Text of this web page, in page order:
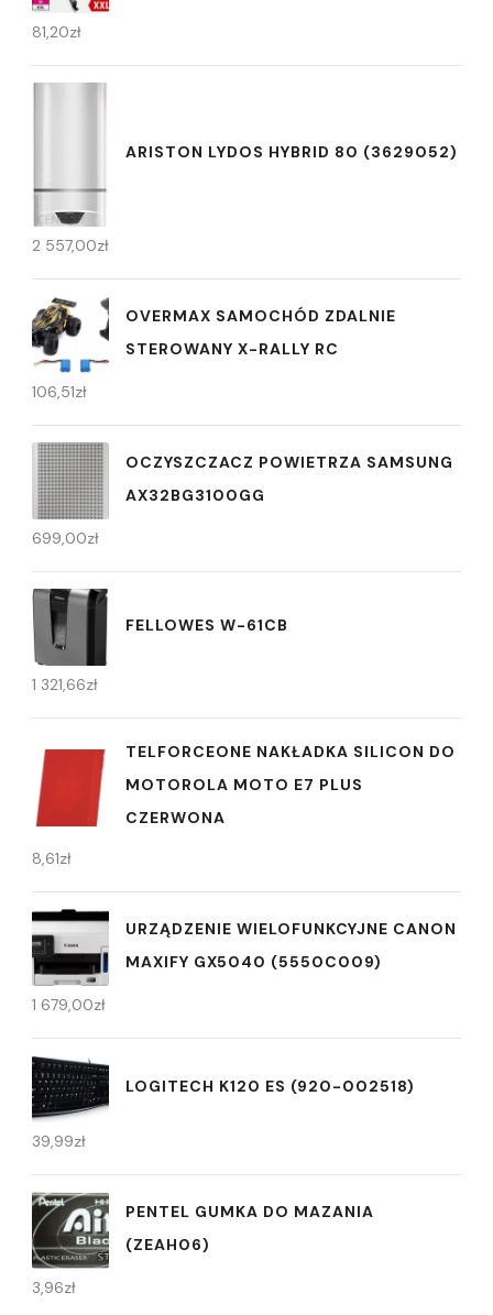
81,20zł
ARISTON LYDOS HYBRID 80 (3629052)
2 557,00zł
OVERMAX SAMOCHÓD ZDALNIE
STEROWANY X-RALLY RC
106,51zł
OCZYSZCZACZ POWIETRZA SAMSUNG
AX32BG3100GG
699,00zł
FELLOWES W-61CB
1 321,66zł
TELFORCEONE NAKŁADKA SILICON DO
MOTOROLA MOTO E7 PLUS
CZERWONA
8,61zł
URZĄDZENIE WIELOFUNKCYJNE CANON
MAXIFY GX5040 (5550C009)
1 679,00zł
LOGITECH K120 ES (920-002518)
39,99zł
PENTEL GUMKA DO MAZANIA
(ZEAH06)
3,96zł